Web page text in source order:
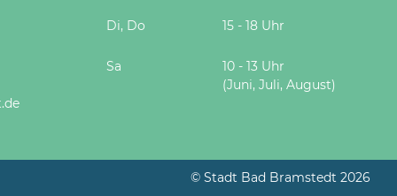
Di, Do 15 - 18 Uhr
Sa
10 - 13 Uhr
(Juni, Juli, August)
© Stadt Bad Bramstedt 2026